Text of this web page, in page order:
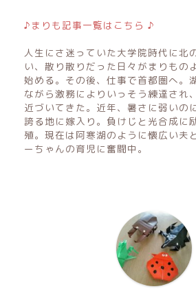
♪まりも記事一覧はこちら ♪
人生にさ迷っていた大学院時代に北
い、散り散りだった日々がまりもの
始める。その後、仕事で首都圏へ。
ながら激務によりいっそう練達され
近づいてきた。近年、暑さに弱いの
誇る地に嫁入り。負けじと光合成に
殖。現在は阿寒湖のように懐広い夫
ーちゃんの育児に奮闘中。